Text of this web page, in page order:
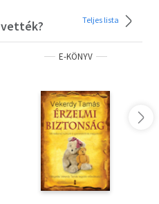
hogy halhatatlanok
lerombolja az illúziókat, és
mégis frissítő zuhany.” -
itttalálhat választ.
Teljes lista
E-KÖNYV